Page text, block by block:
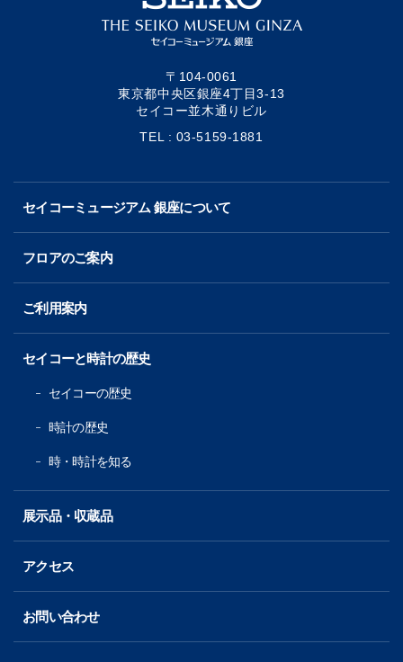
〒104-0061
東京都中央区銀座4丁目3-13
セイコー並木通りビル
TEL : 03-5159-1881
セイコーミュージアム 銀座について
フロアのご案内
ご利用案内
セイコーと時計の歴史
セイコーの歴史
時計の歴史
時・時計を知る
展示品・収蔵品
アクセス
お問い合わせ